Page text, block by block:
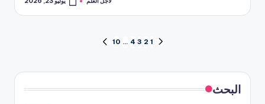
تمّ
بواسطة
صفحات
المقالات
الصفحة
1
2
3
4
…
10
البحث